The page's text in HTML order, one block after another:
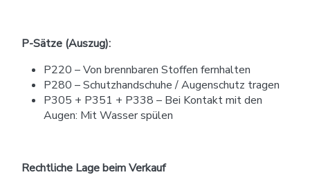
P-Sätze (Auszug):
P220 – Von brennbaren Stoffen fernhalten
P280 – Schutzhandschuhe / Augenschutz tragen
P305 + P351 + P338 – Bei Kontakt mit den
Augen: Mit Wasser spülen
Rechtliche Lage beim Verkauf